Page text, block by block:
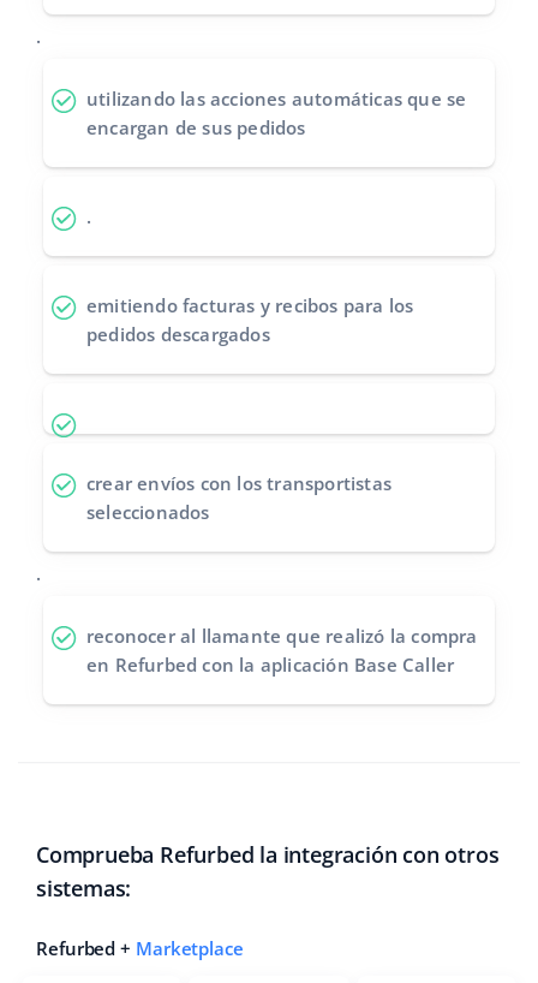
.
utilizando las acciones automáticas que se
encargan de sus pedidos
.
emitiendo facturas y recibos para los
pedidos descargados
crear envíos con los transportistas
seleccionados
.
reconocer al llamante que realizó la compra
en Refurbed con la aplicación Base Caller
Comprueba Refurbed la integración con otros
sistemas:
Refurbed + Marketplace